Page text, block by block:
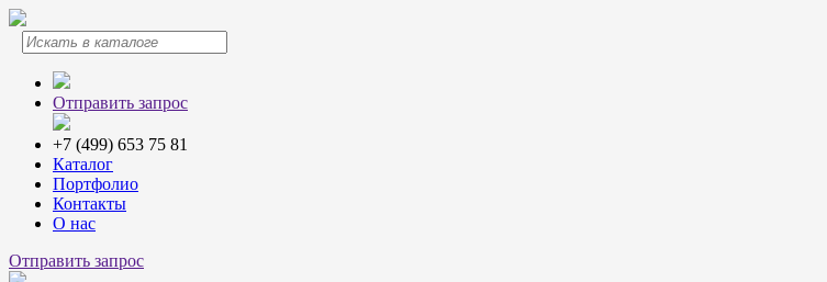
Отправить запрос
+7 (499) 653 75 81
Каталог
Портфолио
Контакты
О нас
Отправить запрос